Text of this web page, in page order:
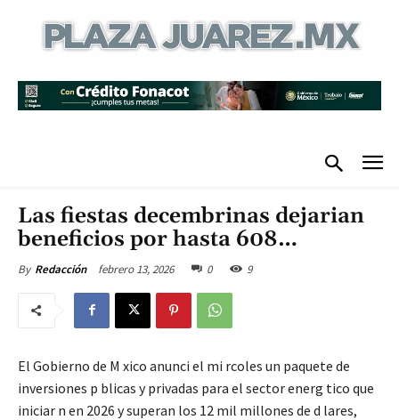
Las fiestas decembrinas dejarian
beneficios por hasta 608…
By Redacción febrero 13, 2026 0 9
El Gobierno de M xico anunci el mi rcoles un paquete de
inversiones p blicas y privadas para el sector energ tico que
iniciar n en 2026 y superan los 12 mil millones de d lares,